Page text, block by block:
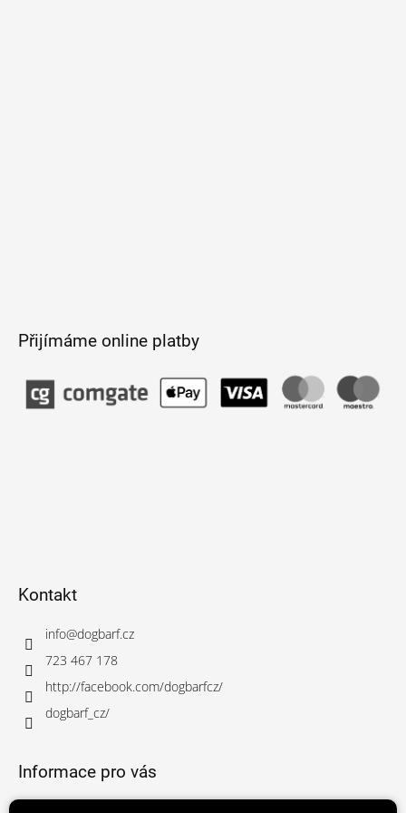
Přijímáme online platby
Kontakt
info@dogbarf.cz
723 467 178
http://facebook.com/dogbarfcz/
dogbarf_cz/
Informace pro vás